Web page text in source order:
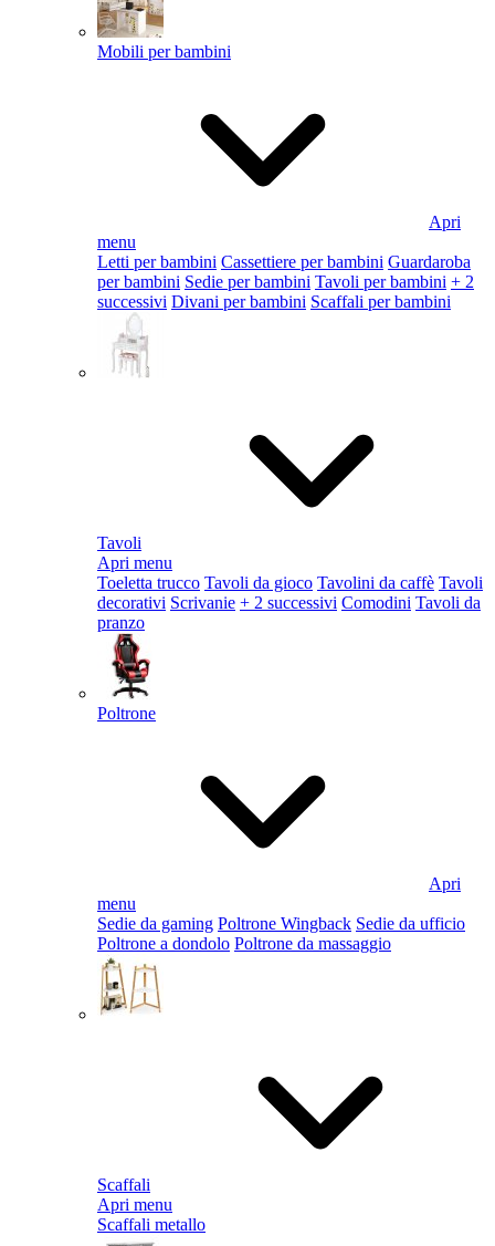
Mobili per bambini
Apri
menu
Letti per bambini Cassettiere per bambini Guardaroba
per bambini Sedie per bambini Tavoli per bambini + 2
successivi Divani per bambini Scaffali per bambini
Tavoli
Apri menu
Toeletta trucco Tavoli da gioco Tavolini da caffè Tavoli
decorativi Scrivanie + 2 successivi Comodini Tavoli da
pranzo
Poltrone
Apri
menu
Sedie da gaming Poltrone Wingback Sedie da ufficio
Poltrone a dondolo Poltrone da massaggio
Scaffali
Apri menu
Scaffali metallo